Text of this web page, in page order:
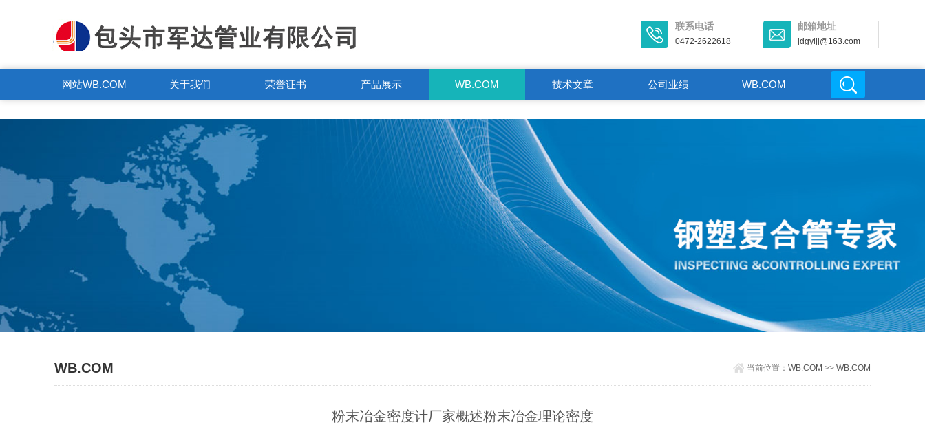
联系电话
0472-2622618
邮箱地址
jdgyljj@163.com
网站WB.COM 关于我们 荣誉证书 产品展示 WB.COM 技术文章 公司业绩 WB.COM
WB.COM 当前位置： WB.COM >> WB.COM
粉末冶金密度计厂家概述粉末冶金理论密度